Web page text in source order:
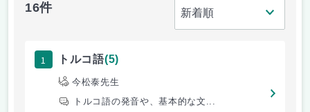
16件
1 トルコ語(5)
今松泰先生
トルコ語の発音や、基本的な文...